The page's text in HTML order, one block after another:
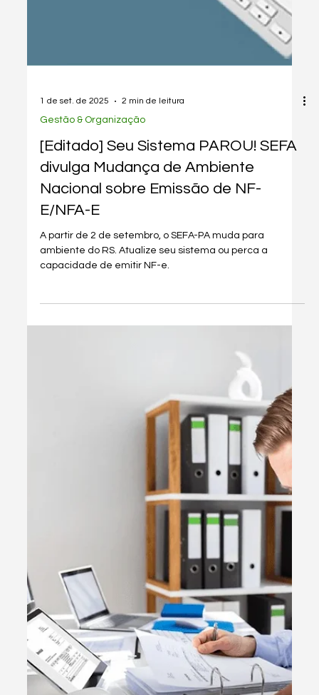
31 de Maio e tudo oque Você Precisa
A data limite para a Declaração Anual do MEI é até 31 de
Maio. Entenda o que precisa ser feito e evite multas e